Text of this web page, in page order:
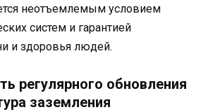
неотъемлемым условием
систем и гарантией
и здоровья людей.
регулярного обновления
заземления